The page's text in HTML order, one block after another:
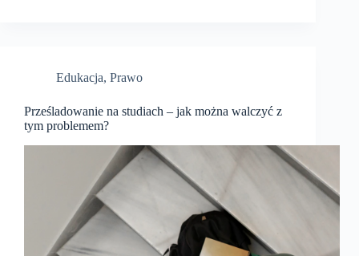
Edukacja, Prawo
Prześladowanie na studiach – jak można walczyć z
tym problemem?